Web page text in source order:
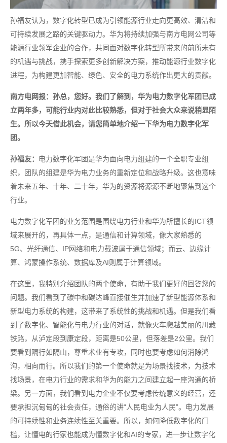
孙福友认为，数字化转型已成为引领能源行业走向更高效、清洁和
可持续发展之路的关键驱动力。华为将持续加强与南方电网公司等
能源行业领军企业的合作，共同面对数字化转型所带来的前所未有
的机遇与挑战，携手探索更多创新解决方案，推动能源行业数字化
进程，为构建更加智能、绿色、安全的电力系统作出更大的贡献。
南方电网报：孙总，您好。我们了解到，华为电力数字化军团已成
立两年多，可能行业内对此比较熟悉，但对于社会大众来说稍显陌
生。所以今天借此机会，请您简单地介绍一下华为电力数字化军
团。
孙福友： 电力数字化军团是华为面向电力组建的一个全职专业组
织，团队的组建是华为电力业务的重新定位和战略升级。这也意味
着未来五年、十年、二十年，华为的资源将源源不断地聚焦到这个
行业。
电力数字化军团的业务范围是围绕电力行业和华为所擅长的ICT领
域来展开的，再具体一点，是通信和计算领域，像大家熟悉的
5G、光纤通信、IP网络和电力载波属于通信领域；而云、边缘计
算、鸿蒙操作系统、数据库及AI则属于计算领域。
在这里，我特别介绍团队的两个使命，有助于我们更好的回答您的
问题。我们看到了碳中和碳达峰直接催生并加速了新型能源体系和
新型电力系统的构建，这带来了系统性的挑战和机遇。但是我们看
到了数字化、智能化与电力行业的对话，就像火车爬越美丽的川藏
铁路，从泸定段到康定段，距离是50公里，但落差是2公里。我们
要看到隔行如隔山，尊重术业有专攻，同时也要考虑如何消除鸿
沟，相向而行。所以我们的第一个使命就是为场景找技术，为技术
找场景，在电力行业的需求和华为的能力之间建立起一座沟通的桥
梁。另一方面，我们看到电力企业不仅要考虑传统意义的经营，还
要承担沉甸甸的社会责任，通俗的讲“人民电业为人民”。电力发展
的可持续性和业务连续性至关重要。所以，如何降低数字化的门
槛，让懂电的行家也能成为懂数字化和AI的专家，进一步让数字化